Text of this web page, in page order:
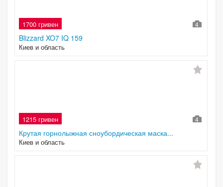
1700 гривен 4
Blizzard XO7 IQ 159
Киев и область
1215 гривен 4
Крутая горнолыжная сноубордическая маска...
Киев и область